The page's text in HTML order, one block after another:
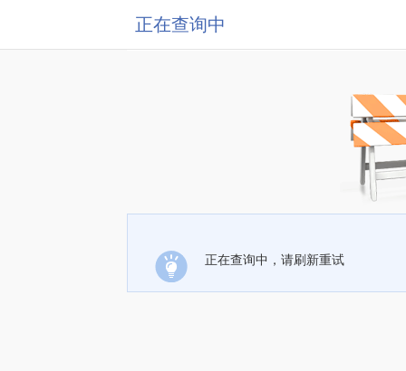
正在查询中
正在查询中，请刷新重试